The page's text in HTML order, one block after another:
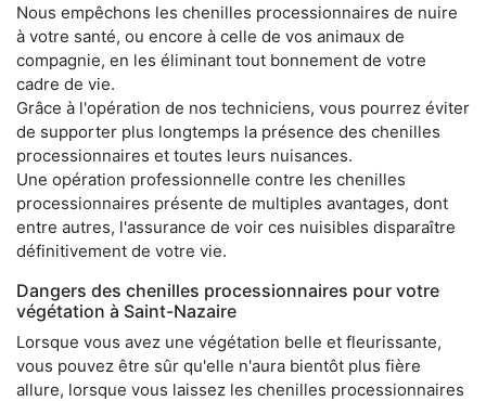
Nous empêchons les chenilles processionnaires de nuire
à votre santé, ou encore à celle de vos animaux de
compagnie, en les éliminant tout bonnement de votre
cadre de vie.
Grâce à l'opération de nos techniciens, vous pourrez éviter
de supporter plus longtemps la présence des chenilles
processionnaires et toutes leurs nuisances.
Une opération professionnelle contre les chenilles
processionnaires présente de multiples avantages, dont
entre autres, l'assurance de voir ces nuisibles disparaître
définitivement de votre vie.
Dangers des chenilles processionnaires pour votre
végétation à Saint-Nazaire
Lorsque vous avez une végétation belle et fleurissante,
vous pouvez être sûr qu'elle n'aura bientôt plus fière
allure, lorsque vous laissez les chenilles processionnaires